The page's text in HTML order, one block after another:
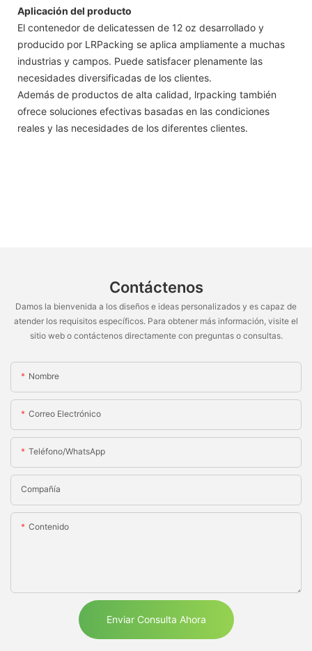
Aplicación del producto
El contenedor de delicatessen de 12 oz desarrollado y
producido por LRPacking se aplica ampliamente a muchas
industrias y campos. Puede satisfacer plenamente las
necesidades diversificadas de los clientes.
Además de productos de alta calidad, lrpacking también
ofrece soluciones efectivas basadas en las condiciones
reales y las necesidades de los diferentes clientes.
Contáctenos
Damos la bienvenida a los diseños e ideas personalizados y es capaz de
atender los requisitos específicos. Para obtener más información, visite el
sitio web o contáctenos directamente con preguntas o consultas.
Nombre
Correo Electrónico
Teléfono/WhatsApp
Compañía
Contenido
Enviar Consulta Ahora